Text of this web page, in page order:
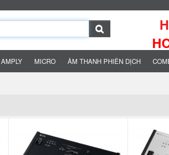
AMPLY MICRO ÂM THANH PHIÊN DỊCH